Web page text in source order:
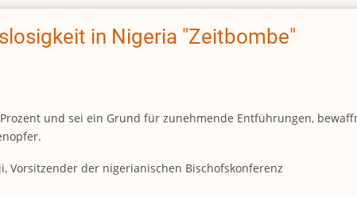
in Nigeria "Zeitbombe"
und sei ein Grund für zunehmende Entführungen,
Vorsitzender der nigerianischen Bischofskonferenz